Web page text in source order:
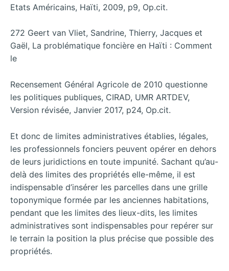
Etats Américains, Haïti, 2009, p9, Op.cit.
272 Geert van Vliet, Sandrine, Thierry, Jacques et
Gaël, La problématique foncière en Haïti : Comment
le
Recensement Général Agricole de 2010 questionne
les politiques publiques, CIRAD, UMR ARTDEV,
Version révisée, Janvier 2017, p24, Op.cit.
Et donc de limites administratives établies, légales,
les professionnels fonciers peuvent opérer en dehors
de leurs juridictions en toute impunité. Sachant qu’au-
delà des limites des propriétés elle-même, il est
indispensable d’insérer les parcelles dans une grille
toponymique formée par les anciennes habitations,
pendant que les limites des lieux-dits, les limites
administratives sont indispensables pour repérer sur
le terrain la position la plus précise que possible des
propriétés.